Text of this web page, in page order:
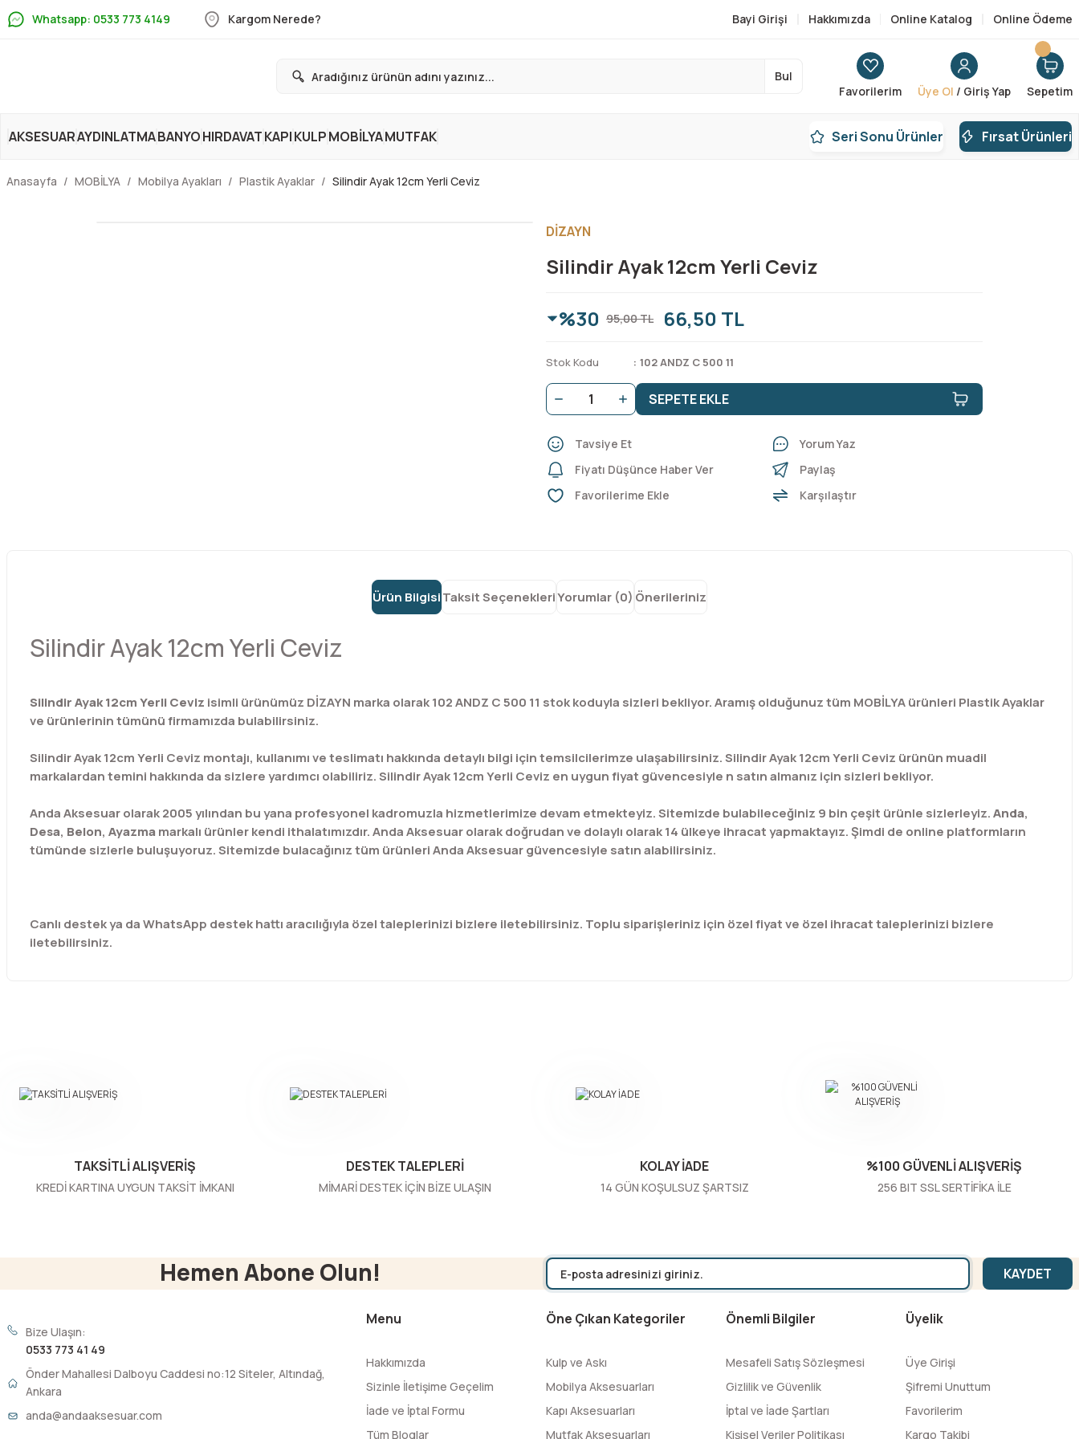
Whatsapp: 0533 773 4149 Kargom Nerede? Bayi Girişi Hakkımızda Online Katalog Online Ödeme
Bul
Favorilerim
Üye Ol / Giriş Yap Sepetim
AKSESUARAYDINLATMABANYOHIRDAVATKAPIKULPMOBİLYAMUTFAK Seri Sonu Ürünler Fırsat Ürünleri
Anasayfa MOBİLYA Mobilya Ayakları Plastik Ayaklar Silindir Ayak 12cm Yerli Ceviz
DİZAYN
Silindir Ayak 12cm Yerli Ceviz
%30 95,00 TL 66,50 TL
Stok Kodu 102 ANDZ C 500 11
SEPETE EKLE
Tavsiye Et
Yorum Yaz
Fiyatı Düşünce Haber Ver
Paylaş
Karşılaştır
Ürün BilgisiTaksit SeçenekleriYorumlar (0) Önerileriniz
Silindir Ayak 12cm Yerli Ceviz
Silindir Ayak 12cm Yerli Ceviz isimli ürünümüz DİZAYN marka olarak 102 ANDZ C 500 11 stok koduyla sizleri bekliyor. Aramış olduğunuz tüm MOBİLYA ürünleri Plastik Ayaklar
ve ürünlerinin tümünü firmamızda bulabilirsiniz.
Silindir Ayak 12cm Yerli Ceviz montajı, kullanımı ve teslimatı hakkında detaylı bilgi için temsilcilerimze ulaşabilirsiniz. Silindir Ayak 12cm Yerli Ceviz ürünün muadil
markalardan temini hakkında da sizlere yardımcı olabiliriz. Silindir Ayak 12cm Yerli Ceviz en uygun fiyat güvencesiyle n satın almanız için sizleri bekliyor.
Anda Aksesuar olarak 2005 yılından bu yana profesyonel kadromuzla hizmetlerimize devam etmekteyiz. Sitemizde bulabileceğiniz 9 bin çeşit ürünle sizlerleyiz.Anda,
Desa, Belon, Ayazma markalı ürünler kendi ithalatımızdır. Anda Aksesuar olarak doğrudan ve dolaylı olarak 14 ülkeye ihracat yapmaktayız. Şimdi de online platformların
tümünde sizlerle buluşuyoruz. Sitemizde bulacağınız tüm ürünleri Anda Aksesuar güvencesiyle satın alabilirsiniz.
Canlı destek ya da WhatsApp destek hattı aracılığıyla özel taleplerinizi bizlere iletebilirsiniz. Toplu siparişleriniz için özel fiyat ve özel ihracat taleplerinizi bizlere
iletebilirsiniz.
Ürün bilgilerinde hatalar bulunuyor.
Gönder
TAKSİTLİ ALIŞVERİŞ
KREDİ KARTINA UYGUN TAKSİT İMKANI
DESTEK TALEPLERİ
MİMARİ DESTEK İÇİN BİZE ULAŞIN
KOLAY İADE
14 GÜN KOŞULSUZ ŞARTSIZ
%100 GÜVENLİ ALIŞVERİŞ
256 BIT SSL SERTİFİKA İLE
Hemen Abone Olun! KAYDET
Bize Ulaşın:
0533 773 41 49
Önder Mahallesi Dalboyu Caddesi no:12 Siteler, Altındağ,
Ankara
anda@andaaksesuar.com
Menu
Hakkımızda
Sizinle İletişime Geçelim
İade ve İptal Formu
Tüm Bloglar
Öne Çıkan Kategoriler
Kulp ve Askı
Mobilya Aksesuarları
Kapı Aksesuarları
Mutfak Aksesuarları
Önemli Bilgiler
Mesafeli Satış Sözleşmesi
Gizlilik ve Güvenlik
İptal ve İade Şartları
Kişisel Veriler Politikası
Üyelik
Üye Girişi
Şifremi Unuttum
Favorilerim
Kargo Takibi